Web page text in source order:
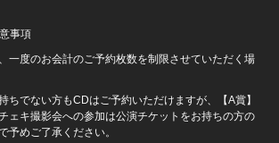
事項
一度のお会計のご予約枚数を制限させていただく場
ちでない方もCDはご予約いただけますが、【A賞】
ェキ撮影会への参加は公演チケットをお持ちの方の
予めご了承ください。